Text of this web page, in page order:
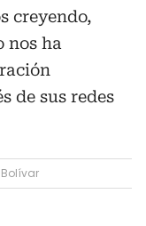
creyendo,
nos ha
de sus redes
Bolívar